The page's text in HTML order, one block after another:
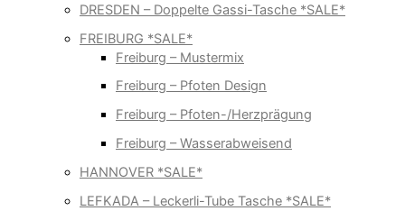
DRESDEN – Doppelte Gassi-Tasche *SALE*
FREIBURG *SALE*
Freiburg – Mustermix
Freiburg – Pfoten Design
Freiburg – Pfoten-/Herzprägung
Freiburg – Wasserabweisend
HANNOVER *SALE*
LEFKADA – Leckerli-Tube Tasche *SALE*